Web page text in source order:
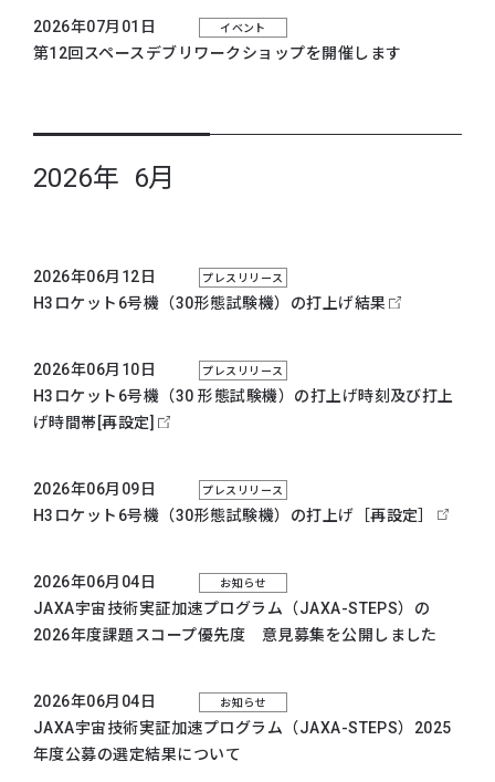
2026年07月01日 イベント
第12回スペースデブリワークショップを開催します
2026年 6月
2026年06月12日 プレスリリース
H3ロケット6号機（30形態試験機）の打上げ結果
2026年06月10日 プレスリリース
H3ロケット6号機（30 形態試験機）の打上げ時刻及び打上
げ時間帯[再設定]
2026年06月09日 プレスリリース
H3ロケット6号機（30形態試験機）の打上げ［再設定］
2026年06月04日 お知らせ
JAXA宇宙技術実証加速プログラム（JAXA-STEPS）の
2026年度課題スコープ優先度 意見募集を公開しました
2026年06月04日 お知らせ
JAXA宇宙技術実証加速プログラム（JAXA-STEPS）2025
年度公募の選定結果について